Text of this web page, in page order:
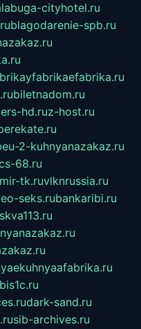
cityhotel.ru
blagodarenie-spb.ru
biletnadom.ru
hd.ruz-host.ru
2-kuhnyanazakaz.ru
68.ru
mir-tk.ruvlknrussia.ru
seks.rubankaribi.ru
dark-sand.ru
sib-archives.ru